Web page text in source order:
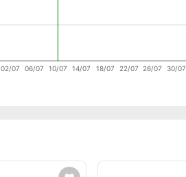
02/07 06/07 10/07 14/07 18/07 22/07 26/07 30/07